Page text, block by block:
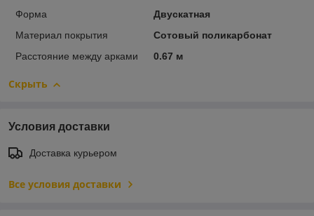
Форма
Двускатная
Материал покрытия
Сотовый поликарбонат
Расстояние между арками
0.67 м
Скрыть
Условия доставки
Доставка курьером
Все условия доставки